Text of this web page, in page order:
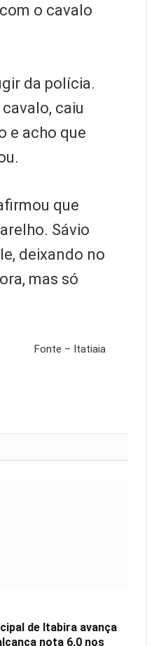
o cavalo
da polícia.
caiu
e acho que
que
Sávio
deixando no
mas só
Fonte – Itatiaia
de Itabira avança
nota 6,0 nos